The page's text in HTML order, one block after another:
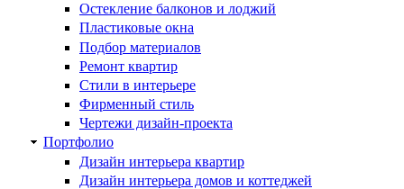
Остекление балконов и лоджий
Пластиковые окна
Подбор материалов
Ремонт квартир
Стили в интерьере
Фирменный стиль
Чертежи дизайн-проекта
Портфолио
Дизайн интерьера квартир
Дизайн интерьера домов и коттеджей